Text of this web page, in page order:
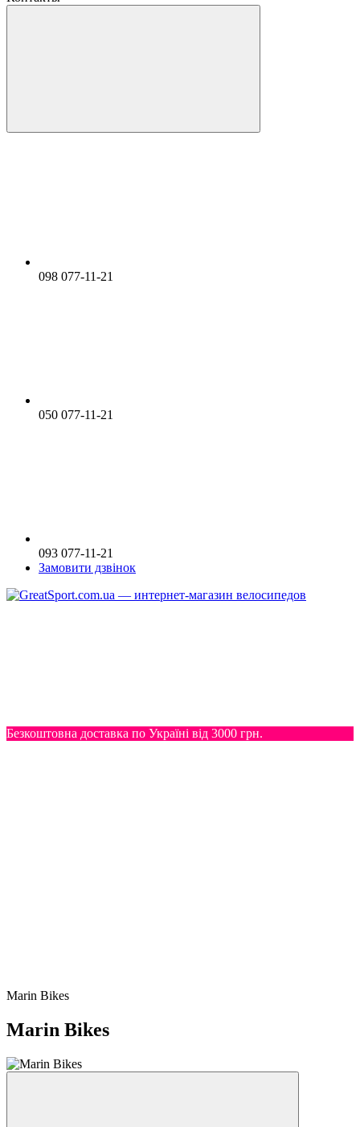
098 077-11-21
050 077-11-21
093 077-11-21
Замовити дзвінок
Безкоштовна доставка по Україні від 3000 грн.
Marin Bikes
Marin Bikes